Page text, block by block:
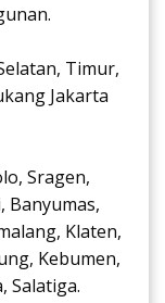
Timur,
Jakarta
Sragen,
Banyumas,
Klaten,
Kebumen,
Salatiga.